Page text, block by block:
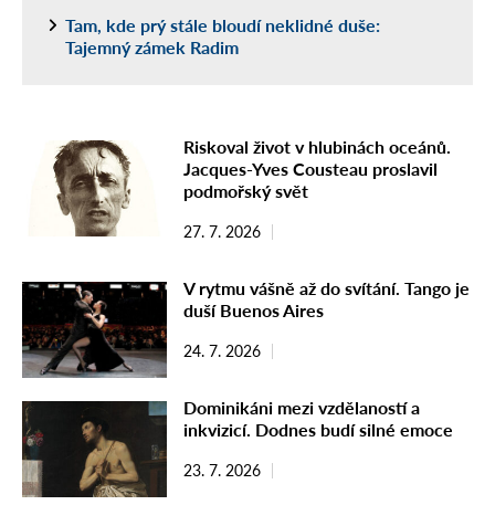
Tam, kde prý stále bloudí neklidné duše:
Tajemný zámek Radim
Riskoval život v hlubinách oceánů.
Jacques-Yves Cousteau proslavil
podmořský svět
27. 7. 2026
V rytmu vášně až do svítání. Tango je
duší Buenos Aires
24. 7. 2026
Dominikáni mezi vzdělaností a
inkvizicí. Dodnes budí silné emoce
23. 7. 2026